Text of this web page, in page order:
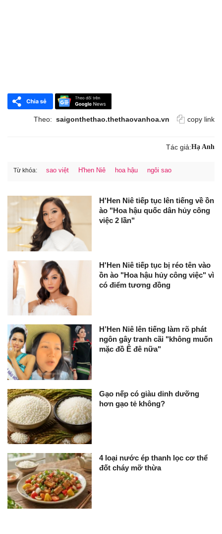
Theo: saigonthethao.thethaovanhoa.vn copy link
Tác giả:Hạ Anh
Từ khóa: sao việt H'hen Niê hoa hậu ngôi sao
H'Hen Niê tiếp tục lên tiếng về ồn
ào "Hoa hậu quốc dân hủy công
việc 2 lần"
H'Hen Niê tiếp tục bị réo tên vào
ồn ào "Hoa hậu hủy công việc" vì
có điểm tương đồng
H’Hen Niê lên tiếng làm rõ phát
ngôn gây tranh cãi "không muốn
mặc đồ Ê đê nữa"
Gạo nếp có giàu dinh dưỡng
hơn gạo tẻ không?
4 loại nước ép thanh lọc cơ thể
đốt cháy mỡ thừa